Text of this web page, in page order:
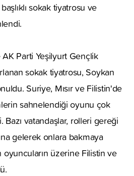
sokak tiyatrosu ve
Parti Yeşilyurt Gençlik
sokak tiyatrosu, Soykan
Suriye, Mısır ve Filistin'de
sahnelendiği oyunu çok
Bazı vatandaşlar, rolleri gereği
gelerek onlara bakmaya
oyuncuların üzerine Filistin ve